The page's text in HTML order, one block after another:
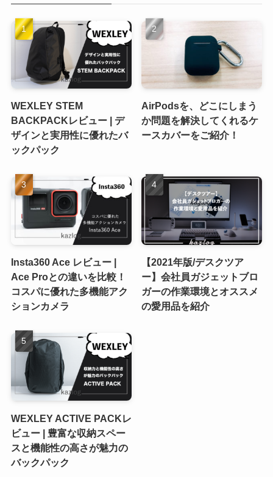
WEXLEY STEM
BACKPACKレビュー | デ
ザインと実用性に優れたバ
ックパック
AirPodsを、どこにしまう
か問題を解決してくれるケ
ースカバーをご紹介！
Insta360 Ace レビュー |
Ace Proとの違いを比較！
コスパに優れた多機能アク
ションカメラ
【2021年版/デスクツア
ー】会社員ガジェットブロ
ガーの作業環境とオススメ
の愛用品を紹介
WEXLEY ACTIVE PACKレ
ビュー | 豊富な収納スペー
スと機能性の高さが魅力の
バックパック